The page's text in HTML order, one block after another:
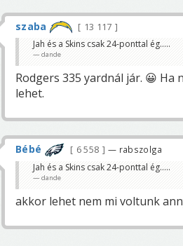
szaba
13 117
Jah és a Skins csak 24-ponttal ég.....
dande
Rodgers 335 yardnál jár. 😀 Ha
lehet.
Bébé 6 558 — rabszolga
Jah és a Skins csak 24-ponttal ég.....
dande
akkor lehet nem mi voltunk